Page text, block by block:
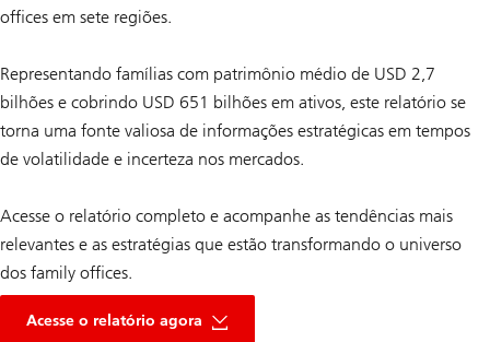
offices em sete regiões.
Representando famílias com patrimônio médio de USD 2,7
bilhões e cobrindo USD 651 bilhões em ativos, este relatório se
torna uma fonte valiosa de informações estratégicas em tempos
de volatilidade e incerteza nos mercados.
Acesse o relatório completo e acompanhe as tendências mais
relevantes e as estratégias que estão transformando o universo
dos family offices.
Acesse o relatório agora